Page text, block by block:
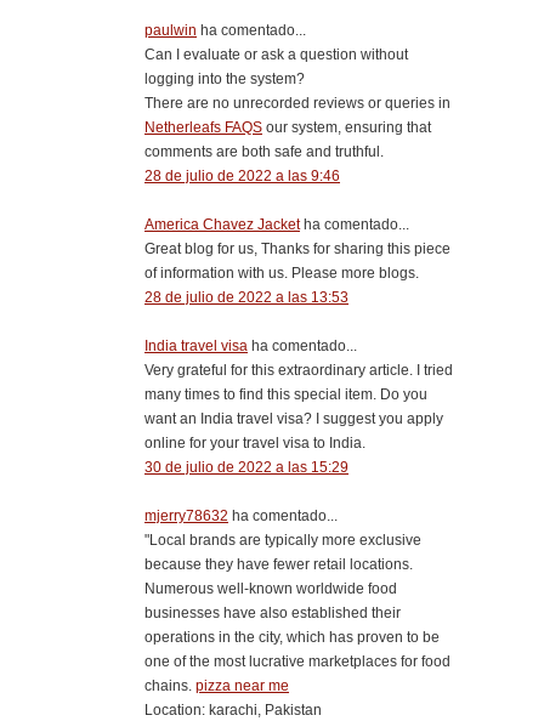
paulwin ha comentado...
Can I evaluate or ask a question without
logging into the system?
There are no unrecorded reviews or queries in
Netherleafs FAQS our system, ensuring that
comments are both safe and truthful.
28 de julio de 2022 a las 9:46
America Chavez Jacketha comentado...
Great blog for us, Thanks for sharing this piece
of information with us. Please more blogs.
28 de julio de 2022 a las 13:53
India travel visa ha comentado...
Very grateful for this extraordinary article. I tried
many times to find this special item. Do you
want an India travel visa? I suggest you apply
online for your travel visa to India.
30 de julio de 2022 a las 15:29
mjerry78632 ha comentado...
"Local brands are typically more exclusive
because they have fewer retail locations.
Numerous well-known worldwide food
businesses have also established their
operations in the city, which has proven to be
one of the most lucrative marketplaces for food
chains. pizza near me
Location: karachi, Pakistan